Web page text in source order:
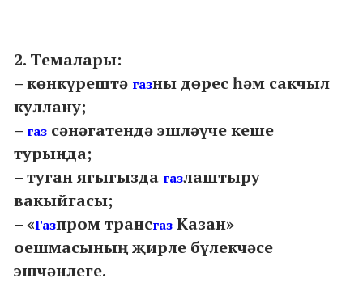
2. Темалары:
– көнкүрештә газны дөрес һәм сакчыл
куллану;
– газ сәнәгатендә эшләүче кеше
турында;
– туган ягыгызда газлаштыру
вакыйгасы;
– «Газпром трансгаз Казан»
оешмасының җирле бүлекчәсе
эшчәнлеге.